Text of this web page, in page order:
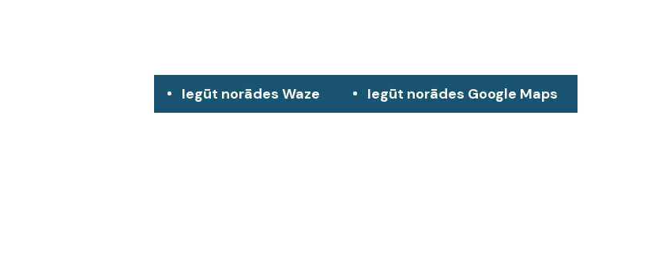
Iegūt norādes Waze Iegūt norādes Google Maps